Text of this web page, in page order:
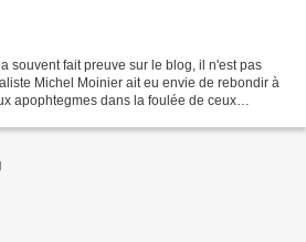
souvent fait preuve sur le blog, il n'est pas
Michel Moinier ait eu envie de rebondir à
apophtegmes dans la foulée de ceux